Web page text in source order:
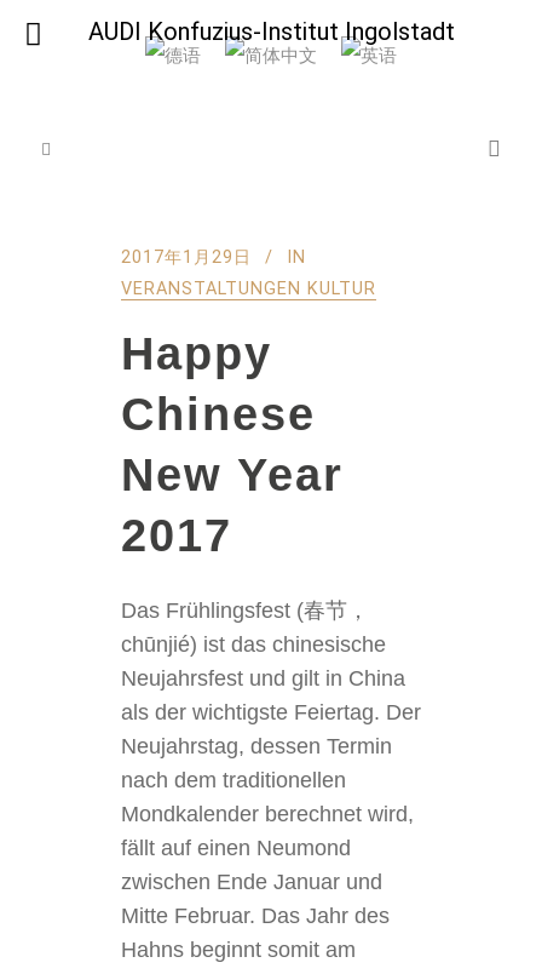
AUDI Konfuzius-Institut Ingolstadt
2017年1月29日
IN
VERANSTALTUNGEN KULTUR
Happy
Chinese
New Year
2017
Das Frühlingsfest (春节，
chūnjié) ist das chinesische
Neujahrsfest und gilt in China
als der wichtigste Feiertag. Der
Neujahrstag, dessen Termin
nach dem traditionellen
Mondkalender berechnet wird,
fällt auf einen Neumond
zwischen Ende Januar und
Mitte Februar. Das Jahr des
Hahns beginnt somit am